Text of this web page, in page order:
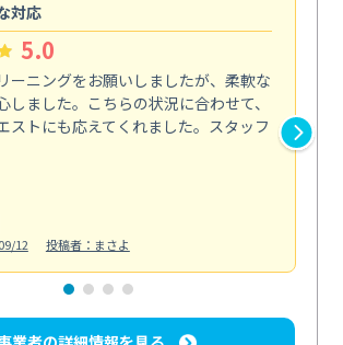
対応
5.0
ーニングをお願いしましたが、柔軟な
しました。こちらの状況に合わせて、
ストにも応えてくれました。スタッフ
12
投稿者：まさよ